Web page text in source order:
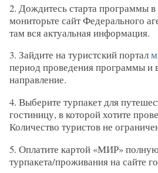
2. Дождитесь старта программы в
мониторьте сайт Федерального
там вся актуальная информация.
3. Зайдите на туристский портал
период проведения программы и
направление.
4. Выберите турпакет для
гостиницу, в которой хотите
Количество туристов не
5. Оплатите картой «МИР»
турпакета/проживания на сайте